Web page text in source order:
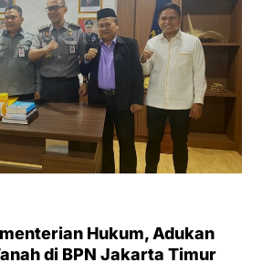
Hukum, Adukan
di BPN Jakarta Timur